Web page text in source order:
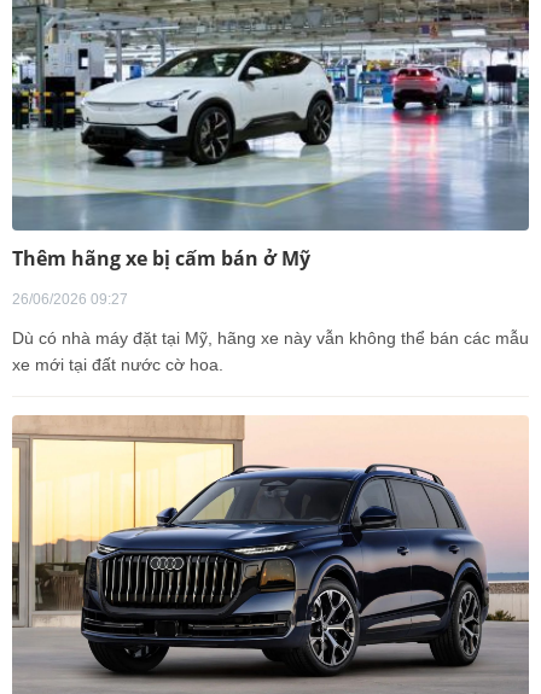
Thêm hãng xe bị cấm bán ở Mỹ
26/06/2026 09:27
Dù có nhà máy đặt tại Mỹ, hãng xe này vẫn không thể bán các mẫu
xe mới tại đất nước cờ hoa.